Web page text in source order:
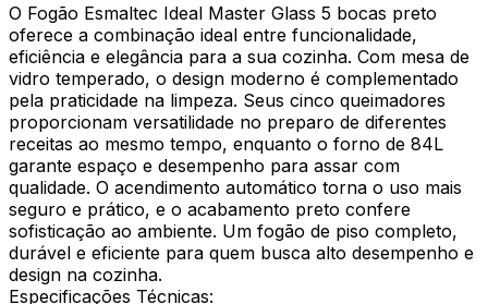
O Fogão Esmaltec Ideal Master Glass 5 bocas preto
oferece a combinação ideal entre funcionalidade,
eficiência e elegância para a sua cozinha. Com mesa de
vidro temperado, o design moderno é complementado
pela praticidade na limpeza. Seus cinco queimadores
proporcionam versatilidade no preparo de diferentes
receitas ao mesmo tempo, enquanto o forno de 84L
garante espaço e desempenho para assar com
qualidade. O acendimento automático torna o uso mais
seguro e prático, e o acabamento preto confere
sofisticação ao ambiente. Um fogão de piso completo,
durável e eficiente para quem busca alto desempenho e
design na cozinha.
Especificações Técnicas: